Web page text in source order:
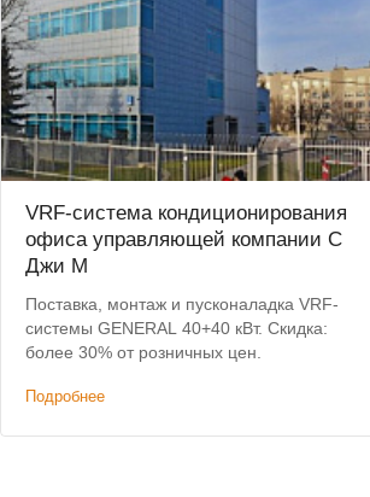
VRF-система кондиционирования
офиса управляющей компании С
Джи М
Поставка, монтаж и пусконаладка VRF-
системы GENERAL 40+40 кВт. Скидка:
более 30% от розничных цен.
Подробнее